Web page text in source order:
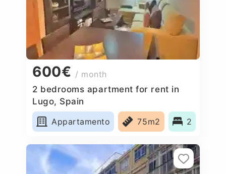
600€ / month
2 bedrooms apartment for rent in
Lugo, Spain
Appartamento
75m2 2